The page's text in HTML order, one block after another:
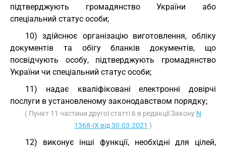
підтверджують громадянство України або
спеціальний статус особи;
10) здійснює організацію виготовлення, обліку
документів та обігу бланків документів, що
посвідчують особу, підтверджують громадянство
України чи спеціальний статус особи;
11) надає кваліфіковані електронні довірчі
послуги в установленому законодавством порядку;
( Пункт 11 частини другої статті 6 в редакції Закону N
1368-IX від 30.03.2021 )
12) виконує інші функції, необхідні для цілей,